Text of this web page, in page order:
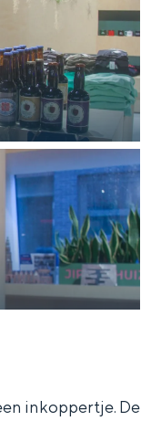
inkoppertje. De